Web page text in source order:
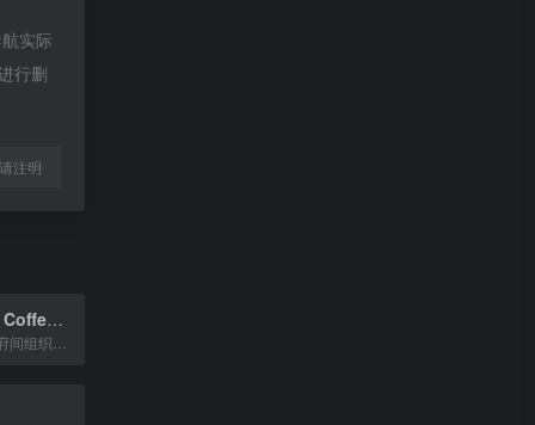
实际
行删
注明
International Coffee Organization